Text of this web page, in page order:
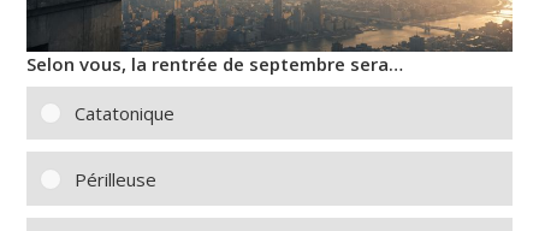
Selon vous, la rentrée de septembre sera…
Catatonique
Périlleuse